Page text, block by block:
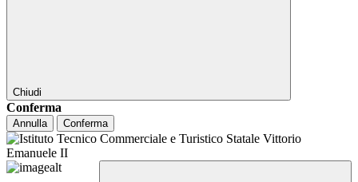
Chiudi
Conferma
Annulla Conferma